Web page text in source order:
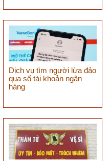
Dịch vụ tìm người lừa đảo
qua số tài khoản ngân
hàng